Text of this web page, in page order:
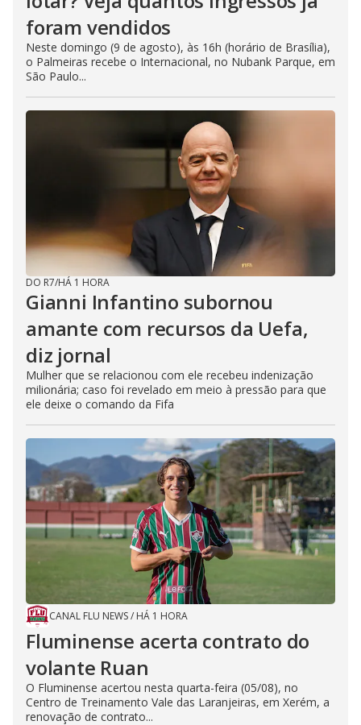
foram vendidos
Neste domingo (9 de agosto), às 16h (horário de Brasília),
o Palmeiras recebe o Internacional, no Nubank Parque, em
São Paulo...
DO R7/HÁ 1 HORA
Gianni Infantino subornou
amante com recursos da Uefa,
diz jornal
Mulher que se relacionou com ele recebeu indenização
milionária; caso foi revelado em meio à pressão para que
ele deixe o comando da Fifa
CANAL FLU NEWS/ HÁ 1 HORA
Fluminense acerta contrato do
volante Ruan
O Fluminense acertou nesta quarta-feira (05/08), no
Centro de Treinamento Vale das Laranjeiras, em Xerém, a
renovação de contrato...